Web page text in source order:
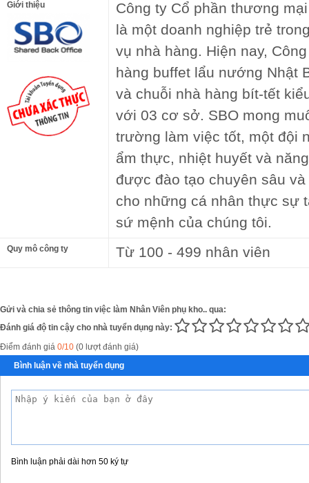
Giới thiệu
Công ty Cổ phần thương
là một doanh nghiệp trẻ
vụ nhà hàng. Hiện nay,
hàng buffet lẩu nướng Nhật
và chuỗi nhà hàng bít-tết
với 03 cơ sở. SBO mong
trường làm việc tốt, một đội
ẩm thực, nhiệt huyết và
được đào tạo chuyên sâu
cho những cá nhân thực sự
sứ mệnh của chúng tôi.
Quy mô công ty Từ 100 - 499 nhân viên
Gửi và chia sẻ thông tin việc làm Nhân Viên phụ kho.. qua:
Đánh giá độ tin cậy cho nhà tuyển dụng này:
Điểm đánh giá 0/10 (0 lượt đánh giá)
Bình luận về nhà tuyển dụng
Bình luận phải dài hơn 50 ký tự